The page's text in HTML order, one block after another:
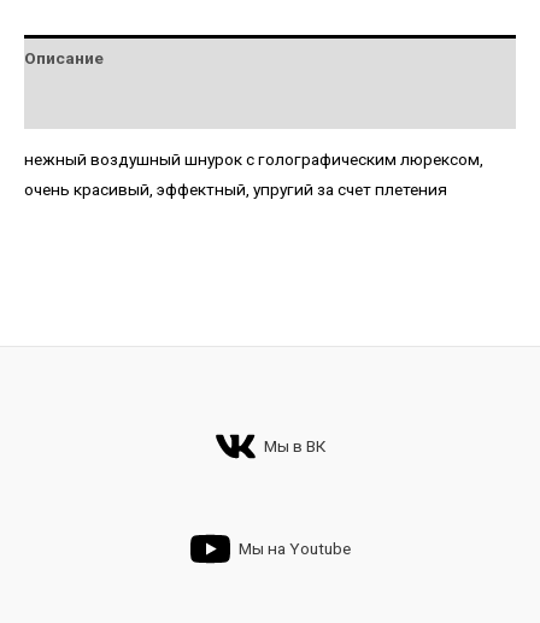
Описание
нежный воздушный шнурок с голографическим люрексом,
очень красивый, эффектный, упругий за счет плетения
Мы в ВК
Мы на Youtube